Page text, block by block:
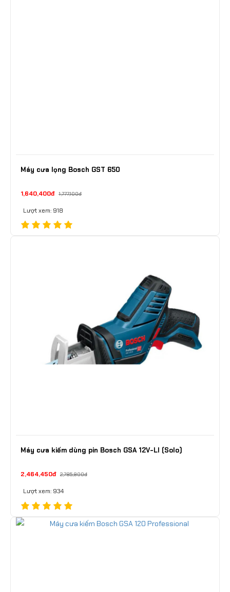
Máy cưa lọng Bosch GST 650
1,640,400đ 1,777,100đ
Lượt xem: 918
Máy cưa kiếm dùng pin Bosch GSA 12V-LI (Solo)
2,464,450đ 2,785,900đ
Lượt xem: 934